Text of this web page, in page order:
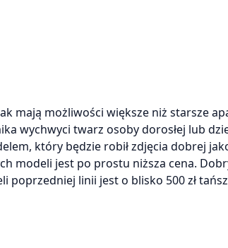
mają możliwości większe niż starsze
wychwyci twarz osoby dorosłej lub
który będzie robił zdjęcia dobrej
modeli jest po prostu niższa cena.
poprzedniej linii jest o blisko 500 zł